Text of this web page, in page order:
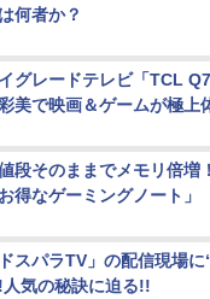
何者か？
グレードテレビ「TCL
美で映画＆ゲームが極上
段そのままでメモリ倍増
お得なゲーミングノート」
ドスパラTV」の配信現場
人気の秘訣に迫る!!